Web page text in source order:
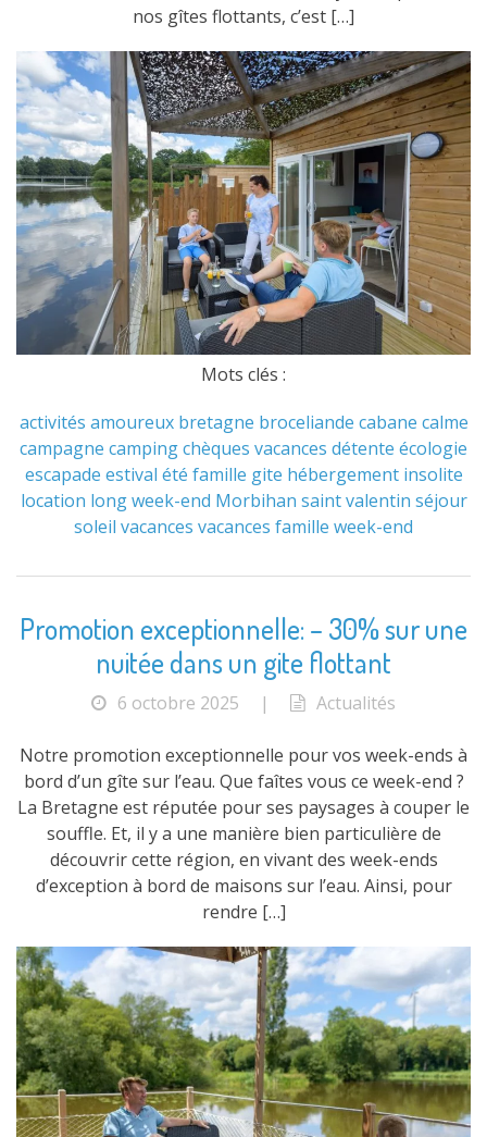
nos gîtes flottants, c’est […]
Mots clés :
activités amoureux bretagne broceliande cabane calme
campagne campingchèques vacances détente écologie
escapade estival été famille gite hébergement insolite
location long week-end Morbihan saint valentin séjour
soleil vacances vacances famille week-end
Promotion exceptionnelle: – 30% sur une
nuitée dans un gite flottant
6 octobre 2025 | Actualités
Notre promotion exceptionnelle pour vos week-ends à
bord d’un gîte sur l’eau. Que faîtes vous ce week-end ?
La Bretagne est réputée pour ses paysages à couper le
souffle. Et, il y a une manière bien particulière de
découvrir cette région, en vivant des week-ends
d’exception à bord de maisons sur l’eau. Ainsi, pour
rendre […]